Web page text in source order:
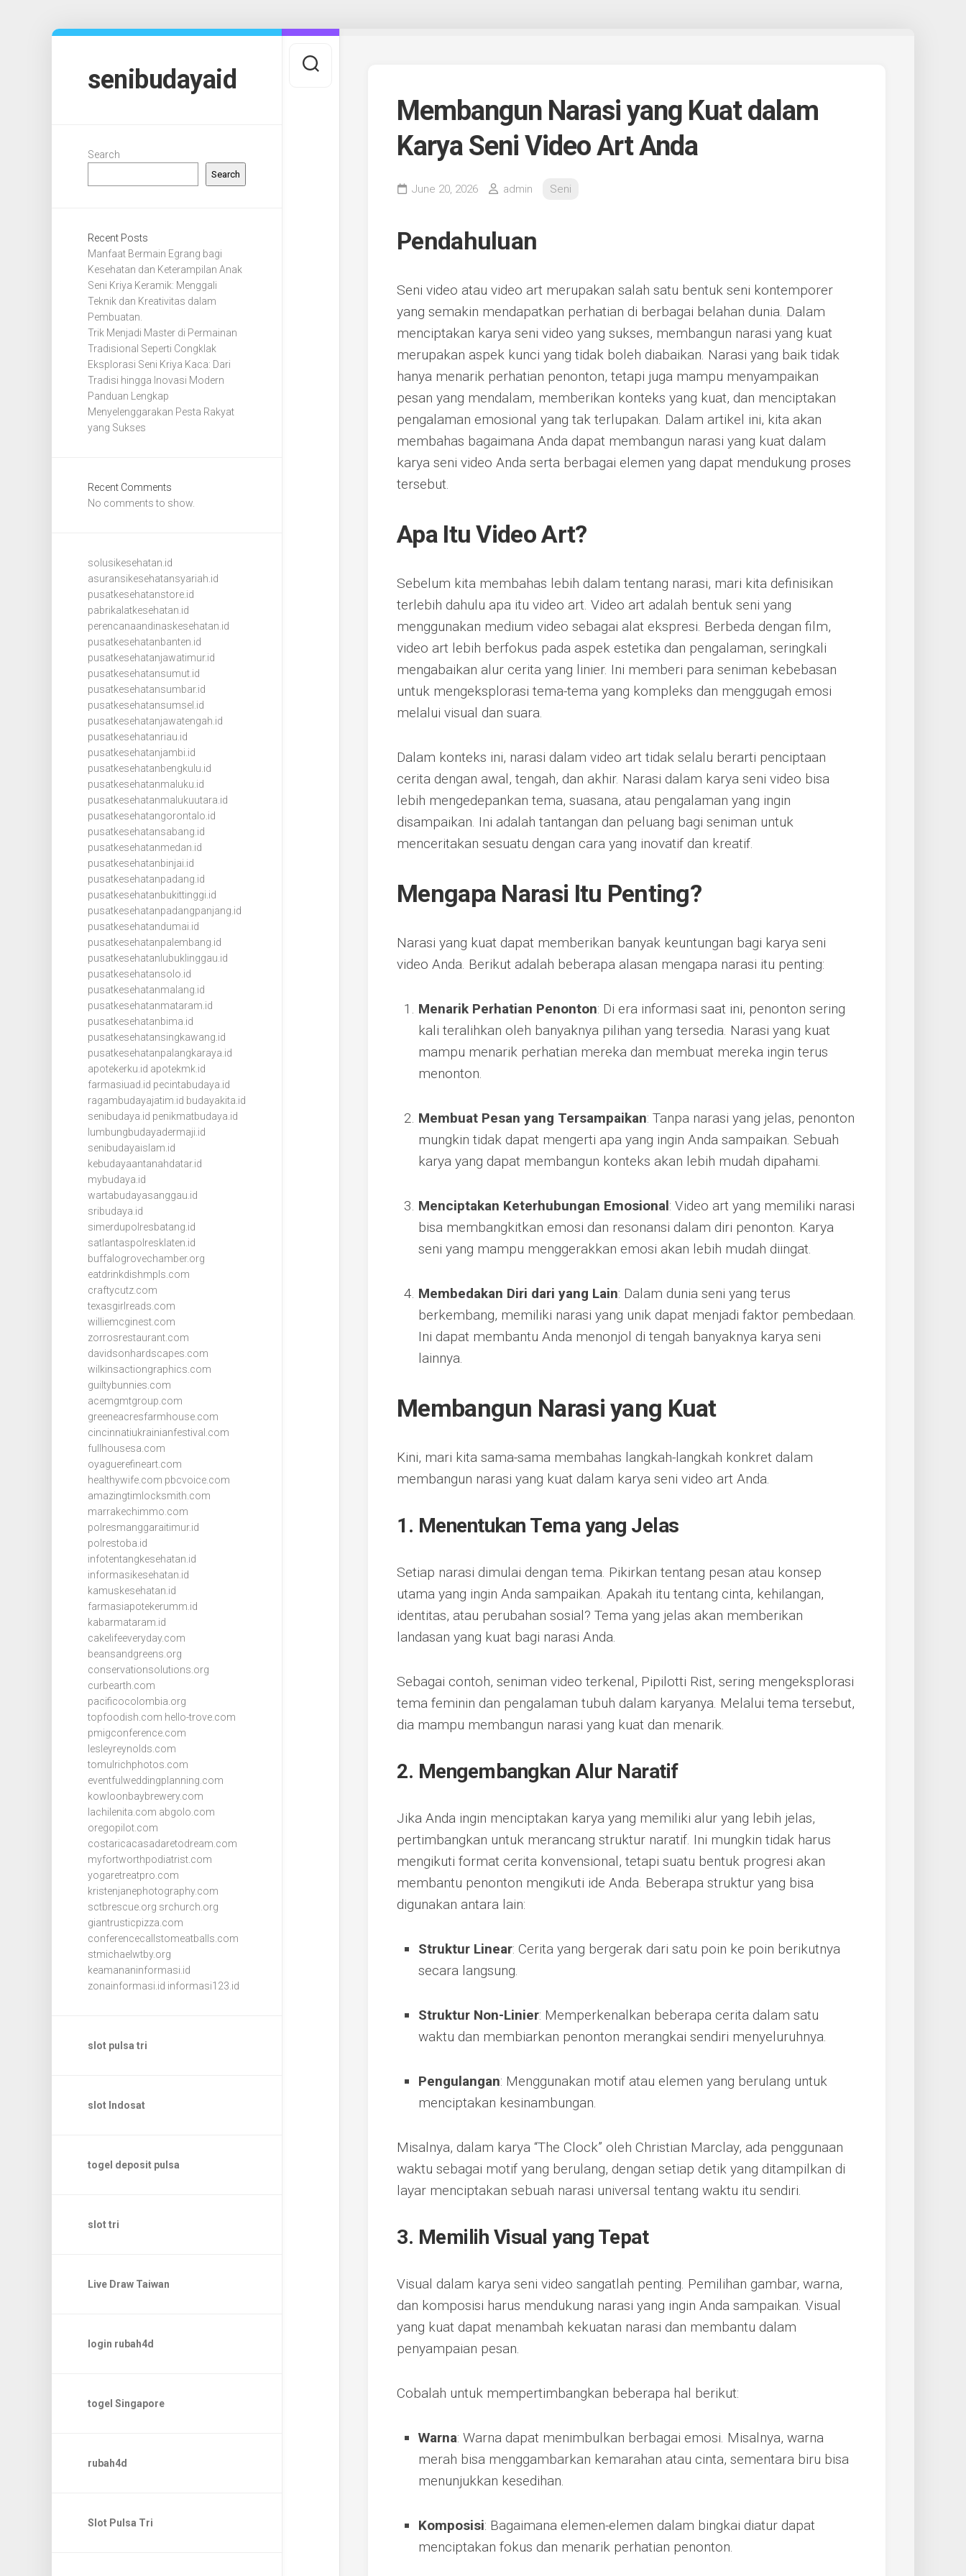
senibudayaid
Search
Search
Recent Posts
Manfaat Bermain Egrang bagi
Kesehatan dan Keterampilan Anak
Seni Kriya Keramik: Menggali
Teknik dan Kreativitas dalam
Pembuatan.
Trik Menjadi Master di Permainan
Tradisional Seperti Congklak
Eksplorasi Seni Kriya Kaca: Dari
Tradisi hingga Inovasi Modern
Panduan Lengkap
Menyelenggarakan Pesta Rakyat
yang Sukses
Recent Comments
No comments to show.
solusikesehatan.id
asuransikesehatansyariah.id
pusatkesehatanstore.id
pabrikalatkesehatan.id
perencanaandinaskesehatan.id
pusatkesehatanbanten.id
pusatkesehatanjawatimur.id
pusatkesehatansumut.id
pusatkesehatansumbar.id
pusatkesehatansumsel.id
pusatkesehatanjawatengah.id
pusatkesehatanriau.id
pusatkesehatanjambi.id
pusatkesehatanbengkulu.id
pusatkesehatanmaluku.id
pusatkesehatanmalukuutara.id
pusatkesehatangorontalo.id
pusatkesehatansabang.id
pusatkesehatanmedan.id
pusatkesehatanbinjai.id
pusatkesehatanpadang.id
pusatkesehatanbukittinggi.id
pusatkesehatanpadangpanjang.id
pusatkesehatandumai.id
pusatkesehatanpalembang.id
pusatkesehatanlubuklinggau.id
pusatkesehatansolo.id
pusatkesehatanmalang.id
pusatkesehatanmataram.id
pusatkesehatanbima.id
pusatkesehatansingkawang.id
pusatkesehatanpalangkaraya.id
apotekerku.id apotekmk.id
farmasiuad.id pecintabudaya.id
ragambudayajatim.id budayakita.id
senibudaya.id penikmatbudaya.id
lumbungbudayadermaji.id
senibudayaislam.id
kebudayaantanahdatar.id
mybudaya.id
wartabudayasanggau.id
sribudaya.id
simerdupolresbatang.id
satlantaspolresklaten.id
buffalogrovechamber.org
eatdrinkdishmpls.com
craftycutz.com
texasgirlreads.com
williemcginest.com
zorrosrestaurant.com
davidsonhardscapes.com
wilkinsactiongraphics.com
guiltybunnies.com
acemgmtgroup.com
greeneacresfarmhouse.com
cincinnatiukrainianfestival.com
fullhousesa.com
oyaguerefineart.com
healthywife.com pbcvoice.com
amazingtimlocksmith.com
marrakechimmo.com
polresmanggaraitimur.id
polrestoba.id
infotentangkesehatan.id
informasikesehatan.id
kamuskesehatan.id
farmasiapotekerumm.id
kabarmataram.id
cakelifeeveryday.com
beansandgreens.org
conservationsolutions.org
curbearth.com
pacificocolombia.org
topfoodish.com hello-trove.com
pmigconference.com
lesleyreynolds.com
tomulrichphotos.com
eventfulweddingplanning.com
kowloonbaybrewery.com
lachilenita.com abgolo.com
oregopilot.com
costaricacasadaretodream.com
myfortworthpodiatrist.com
yogaretreatpro.com
kristenjanephotography.com
sctbrescue.org srchurch.org
giantrusticpizza.com
conferencecallstomeatballs.com
stmichaelwtby.org
keamananinformasi.id
zonainformasi.id informasi123.id
slot pulsa tri
slot Indosat
togel deposit pulsa
slot tri
Live Draw Taiwan
login rubah4d
togel Singapore
rubah4d
Slot Pulsa Tri
Membangun Narasi yang Kuat dalam
Karya Seni Video Art Anda
June 20, 2026 admin Seni
Pendahuluan
Seni video atau video art merupakan salah satu bentuk seni kontemporer
yang semakin mendapatkan perhatian di berbagai belahan dunia. Dalam
menciptakan karya seni video yang sukses, membangun narasi yang kuat
merupakan aspek kunci yang tidak boleh diabaikan. Narasi yang baik tidak
hanya menarik perhatian penonton, tetapi juga mampu menyampaikan
pesan yang mendalam, memberikan konteks yang kuat, dan menciptakan
pengalaman emosional yang tak terlupakan. Dalam artikel ini, kita akan
membahas bagaimana Anda dapat membangun narasi yang kuat dalam
karya seni video Anda serta berbagai elemen yang dapat mendukung proses
tersebut.
Apa Itu Video Art?
Sebelum kita membahas lebih dalam tentang narasi, mari kita definisikan
terlebih dahulu apa itu video art. Video art adalah bentuk seni yang
menggunakan medium video sebagai alat ekspresi. Berbeda dengan film,
video art lebih berfokus pada aspek estetika dan pengalaman, seringkali
mengabaikan alur cerita yang linier. Ini memberi para seniman kebebasan
untuk mengeksplorasi tema-tema yang kompleks dan menggugah emosi
melalui visual dan suara.
Dalam konteks ini, narasi dalam video art tidak selalu berarti penciptaan
cerita dengan awal, tengah, dan akhir. Narasi dalam karya seni video bisa
lebih mengedepankan tema, suasana, atau pengalaman yang ingin
disampaikan. Ini adalah tantangan dan peluang bagi seniman untuk
menceritakan sesuatu dengan cara yang inovatif dan kreatif.
Mengapa Narasi Itu Penting?
Narasi yang kuat dapat memberikan banyak keuntungan bagi karya seni
video Anda. Berikut adalah beberapa alasan mengapa narasi itu penting:
Menarik Perhatian Penonton: Di era informasi saat ini, penonton sering
kali teralihkan oleh banyaknya pilihan yang tersedia. Narasi yang kuat
mampu menarik perhatian mereka dan membuat mereka ingin terus
menonton.
Membuat Pesan yang Tersampaikan: Tanpa narasi yang jelas, penonton
mungkin tidak dapat mengerti apa yang ingin Anda sampaikan. Sebuah
karya yang dapat membangun konteks akan lebih mudah dipahami.
Menciptakan Keterhubungan Emosional: Video art yang memiliki narasi
bisa membangkitkan emosi dan resonansi dalam diri penonton. Karya
seni yang mampu menggerakkan emosi akan lebih mudah diingat.
Membedakan Diri dari yang Lain: Dalam dunia seni yang terus
berkembang, memiliki narasi yang unik dapat menjadi faktor pembedaan.
Ini dapat membantu Anda menonjol di tengah banyaknya karya seni
lainnya.
Membangun Narasi yang Kuat
Kini, mari kita sama-sama membahas langkah-langkah konkret dalam
membangun narasi yang kuat dalam karya seni video art Anda.
1. Menentukan Tema yang Jelas
Setiap narasi dimulai dengan tema. Pikirkan tentang pesan atau konsep
utama yang ingin Anda sampaikan. Apakah itu tentang cinta, kehilangan,
identitas, atau perubahan sosial? Tema yang jelas akan memberikan
landasan yang kuat bagi narasi Anda.
Sebagai contoh, seniman video terkenal, Pipilotti Rist, sering mengeksplorasi
tema feminin dan pengalaman tubuh dalam karyanya. Melalui tema tersebut,
dia mampu membangun narasi yang kuat dan menarik.
2. Mengembangkan Alur Naratif
Jika Anda ingin menciptakan karya yang memiliki alur yang lebih jelas,
pertimbangkan untuk merancang struktur naratif. Ini mungkin tidak harus
mengikuti format cerita konvensional, tetapi suatu bentuk progresi akan
membantu penonton mengikuti ide Anda. Beberapa struktur yang bisa
digunakan antara lain:
Struktur Linear: Cerita yang bergerak dari satu poin ke poin berikutnya
secara langsung.
Struktur Non-Linier: Memperkenalkan beberapa cerita dalam satu
waktu dan membiarkan penonton merangkai sendiri menyeluruhnya.
Pengulangan: Menggunakan motif atau elemen yang berulang untuk
menciptakan kesinambungan.
Misalnya, dalam karya “The Clock” oleh Christian Marclay, ada penggunaan
waktu sebagai motif yang berulang, dengan setiap detik yang ditampilkan di
layar menciptakan sebuah narasi universal tentang waktu itu sendiri.
3. Memilih Visual yang Tepat
Visual dalam karya seni video sangatlah penting. Pemilihan gambar, warna,
dan komposisi harus mendukung narasi yang ingin Anda sampaikan. Visual
yang kuat dapat menambah kekuatan narasi dan membantu dalam
penyampaian pesan.
Cobalah untuk mempertimbangkan beberapa hal berikut:
Warna: Warna dapat menimbulkan berbagai emosi. Misalnya, warna
merah bisa menggambarkan kemarahan atau cinta, sementara biru bisa
menunjukkan kesedihan.
Komposisi: Bagaimana elemen-elemen dalam bingkai diatur dapat
menciptakan fokus dan menarik perhatian penonton.